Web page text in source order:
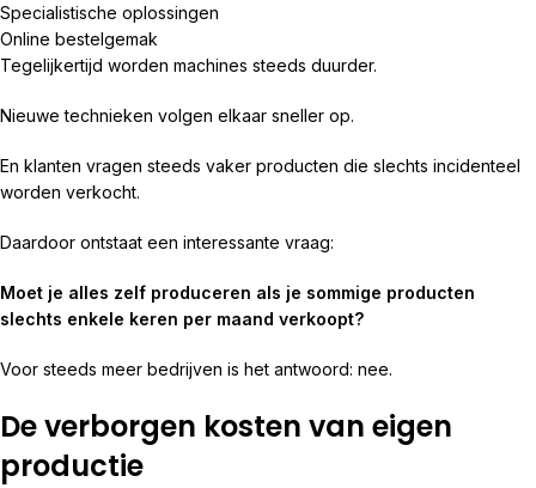
Specialistische oplossingen
Online bestelgemak
Tegelijkertijd worden machines steeds duurder.
Nieuwe technieken volgen elkaar sneller op.
En klanten vragen steeds vaker producten die slechts incidenteel
worden verkocht.
Daardoor ontstaat een interessante vraag:
Moet je alles zelf produceren als je sommige producten
slechts enkele keren per maand verkoopt?
Voor steeds meer bedrijven is het antwoord: nee.
De verborgen kosten van eigen
productie